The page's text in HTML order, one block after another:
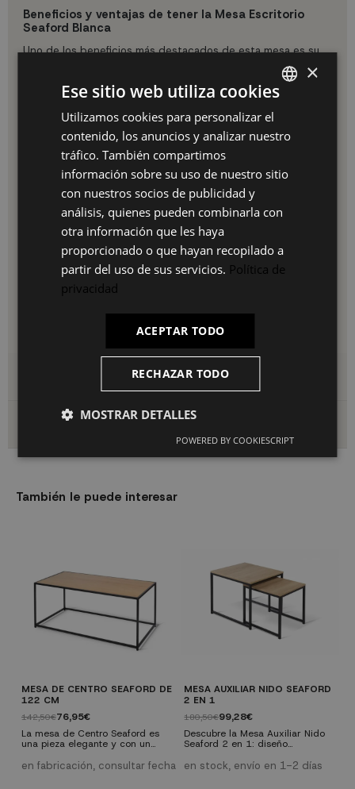
Beneficios y ventajas de tener la Mesa Escritorio
Seaford Blanca
Uno de los beneficios más destacados de esta mesa es su
versatilidad. No solo es perfecta para el ámbito laboral, sino
que también se adapta maravillosamente a diversos
entornos, como el estudio en casa, el dormitorio o incluso
elegante combina fácilmente con cualquier estilo de
decoración. La Mesa de Escritorio Seaford Blanca también te
brinda la oportunidad de crear un ambiente inspirador y
organizado. Su práctico cajón incorporado te permite
guardar tus artículos personales y mantener tu espacio de
trabajo libre de desorden. Además, su altura ergonómica y
diseño de patas estilizadas añaden un toque de
sofisticación y comodidad. En resumen, la Mesa de Escritorio
Seaford Blanca es mucho más que un simple mueble. Es una
combinación perfecta de elegancia y eficiencia que
transformará tu espacio de trabajo en un lugar acogedor y
productivo. Aprovecha sus beneficios y disfruta de un
entorno inspirador mientras te sumerges en tus tareas
Medidas: Alto: 74cm | Profundo: 60cm Ancho: 140cm
Detalles del producto
Envío y devoluciones
También le puede interesar
MESA DE CENTRO SEAFORD DE
122 CM
142,50€76,95€
La mesa de Centro Seaford es
una pieza elegante y con un
marcado estilo industrial. Su
estructura de metal negro le
proporciona estabilidad,
en fabricación, consultar fecha
MESA AUXILIAR NIDO SEAFORD
2 EN 1
180,50€99,28€
Descubre la Mesa Auxiliar Nido
Seaford 2 en 1: diseño
en tu salón. Dos mesas en una,
versátiles y con fuerte
en stock, envío en 1-2 días
SPANISH
ES
PT
×
Ese sitio web utiliza cookies
Utilizamos cookies para personalizar el
contenido, los anuncios y analizar nuestro
tráfico. También compartimos
información sobre su uso de nuestro sitio
con nuestros socios de publicidad y
análisis, quienes pueden combinarla con
otra información que les haya
proporcionado o que hayan recopilado a
partir del uso de sus servicios. Política de
privacidad
ACEPTAR TODO
RECHAZAR TODO
MOSTRAR DETALLES
POWERED BY COOKIESCRIPT